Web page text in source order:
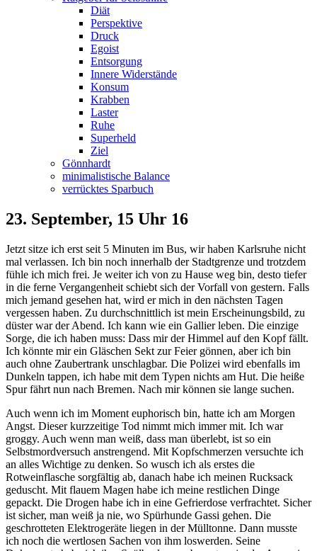
Diät
Perspektive
Druck
Egoist
Entsorgung
Innere Widerstände
Konsum
Krabben
Laster
Ruhe
Superheld
Ziel
Gönnhardt
minimalistische Balance
verrücktes Sparbuch
23. September, 15 Uhr 16
Jetzt sitze ich erst seit 5 Minuten im Bus, wir haben Karlsruhe nicht
mal verlassen. Ich bin noch innerhalb der Stadtgrenze und trotzdem
fühle ich mich frei. Je weiter ich von zu Hause weg bin, desto tiefer
in die ferne Vergangenheit schiebt sich der Vorfall von gestern. Falls
mich jemand gesehen hat, wird er mich in den nächsten Tagen
vergessen haben. Zu durchschnittlich ist mein Erscheinungsbild, zu
düster war der Abend. Ich kann wie ein Gallier leben. Die einzige
Sorge, die ich haben muss: Dass mir der Himmel auf den Kopf fällt.
Ich könnte mir ein Gläschen Sekt zur Feier gönnen, aber ich bin
auch ohne Zaubertrank unschlagbar. Die Polizei wird ebenfalls im
Dunkeln tappen, ich habe mit dem Typen nichts am Hut. Die heiße
Spur fährt nun nach Bremen. Nach mir können sie lange suchen.
Auch wenn ich im Moment euphorisch bin, hatte ich am Morgen
Angst. Dieser kurzzeitige Tod nimmt mich immer mit. Ich war
groggy. Auch wenn man weiß, dass man überlebt, ist so ein
Selbstmordversuch anstrengend. Mit Kopfschmerzen versuchte ich
an alles Wichtige zu denken. So wusch ich als erstes die
Rotweinflasche sorgfältig ab, danach habe ich meinen Rucksack
geduscht. Mit flauem Magen habe ich meine restlichen Dinge
gepackt. Die Drogen habe ich in eine Gefrierdose verfrachtet. Sicher
ist sicher, man weiß ja nie, wo Spürhunde Gassi gehen. Die
geschrotteten Elektrogeräte liegen in der Mülltonne. Dann musste
ich noch die wertlosen Sachen von ihm loswerden. Seine